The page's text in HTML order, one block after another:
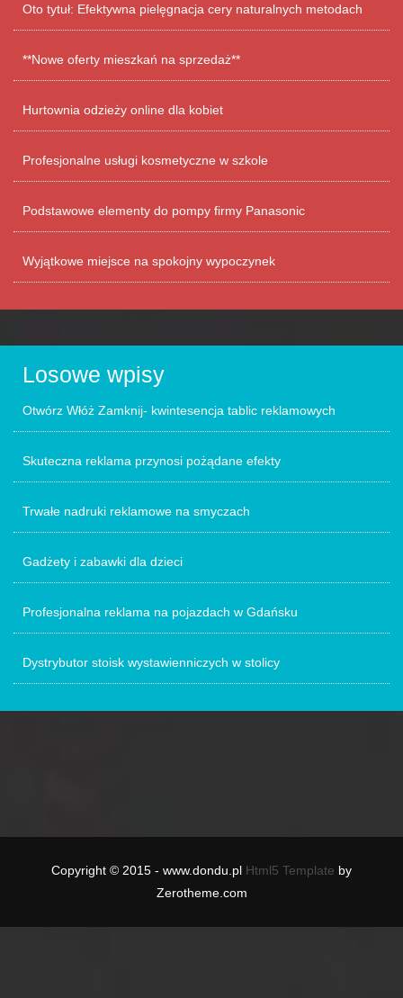
Oto tytuł: Efektywna pielęgnacja cery naturalnych metodach
**Nowe oferty mieszkań na sprzedaż**
Hurtownia odzieży online dla kobiet
Profesjonalne usługi kosmetyczne w szkole
Podstawowe elementy do pompy firmy Panasonic
Wyjątkowe miejsce na spokojny wypoczynek
Losowe wpisy
Otwórz Włóż Zamknij- kwintesencja tablic reklamowych
Skuteczna reklama przynosi pożądane efekty
Trwałe nadruki reklamowe na smyczach
Gadżety i zabawki dla dzieci
Profesjonalna reklama na pojazdach w Gdańsku
Dystrybutor stoisk wystawienniczych w stolicy
Copyright © 2015 - www.dondu.pl Html5 Template by
Zerotheme.com